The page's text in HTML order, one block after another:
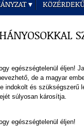
egészségtelenül éljen!
de a magyar
indokolt és
súlyosan károsítja.
egészségtelenül éljen!